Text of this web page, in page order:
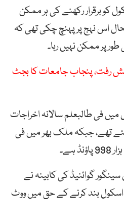
کو برقرار رکھنے کی ہر ممکن
اس نہج پر پہنچ چکی تھی کہ
پر ممکن نہیں رہا۔
رفت، پنجاب جامعات کا بجٹ
فی طالبعلم سالانہ اخراجات
پہنچ گئے تھے، جبکہ ملک بھر میں فی
گوائنیڈ کی کابینہ نے
اگست سے اسکول بند کرنے کے حق میں ووٹ